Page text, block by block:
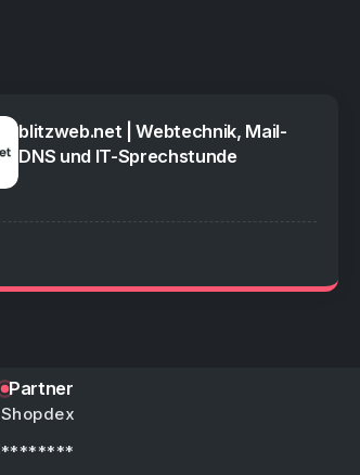
blitzweb.net | Webtechnik, Mail-
DNS und IT-Sprechstunde
Partner
Shopdex
********